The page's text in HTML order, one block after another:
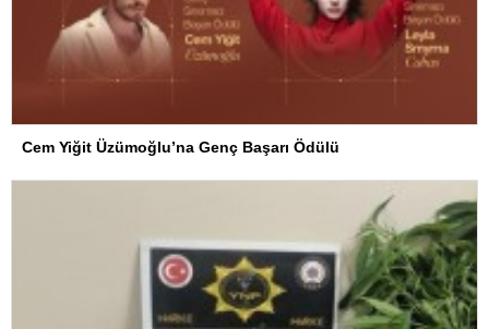
Cem Yiğit Üzümoğlu’na Genç Başarı Ödülü